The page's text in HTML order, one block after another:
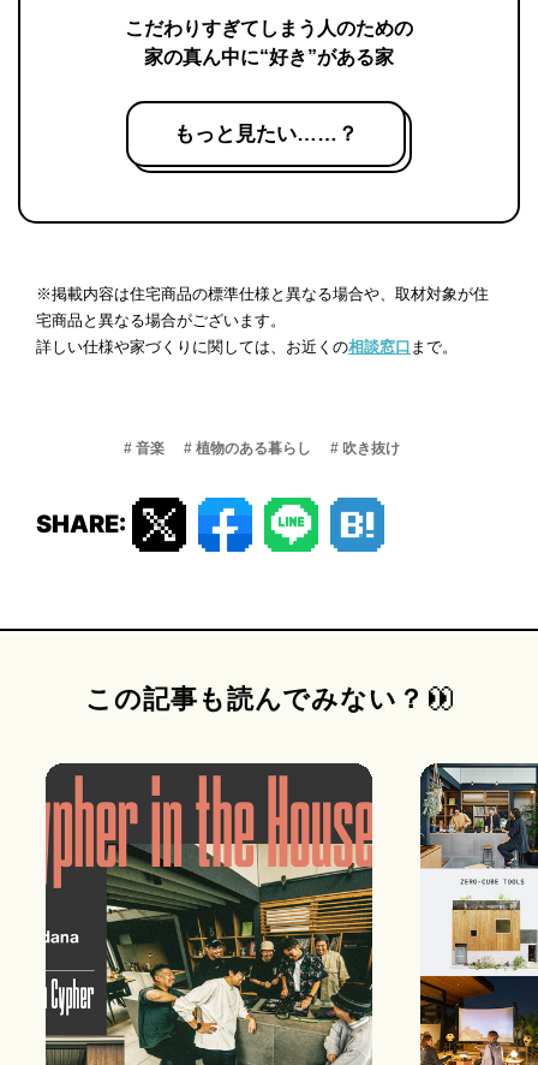
こだわりすぎてしまう人のための
家の真ん中に“好き”がある家
もっと見たい……？
※掲載内容は住宅商品の標準仕様と異なる場合や、取材対象が住
宅商品と異なる場合がございます。
詳しい仕様や家づくりに関しては、お近くの相談窓口 まで。
# 音楽 # 植物のある暮らし # 吹き抜け
SHARE:
この記事も読んでみない？